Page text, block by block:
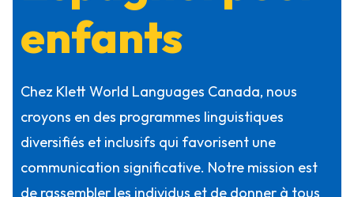
enfants
Chez Klett World Languages Canada, nous
croyons en des programmes linguistiques
diversifiés et inclusifs qui favorisent une
communication significative. Notre mission est
de rassembler les individus et de donner à tous